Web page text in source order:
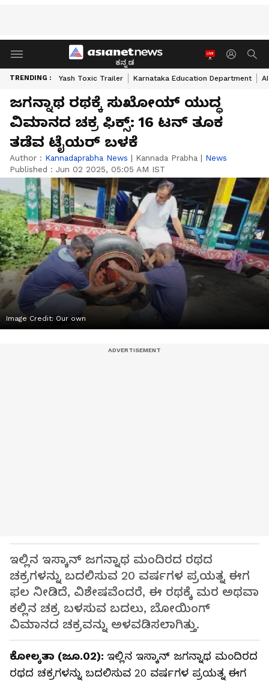
ಕನ್ನಡ
TRENDING : Yash Toxic Trailer Karnataka Education Department
ಜಗನ್ನಾಥ ರಥಕ್ಕೆ ಸುಖೋಯ್‌ ಯುದ್ಧ
ವಿಮಾನದ ಚಕ್ರ ಫಿಕ್ಸ್‌: 16 ಟನ್‌ ತೂಕ
ತಡೆವ ಟೈಯರ್‌ ಬಳಕೆ
Author : Kannadaprabha News | Kannada Prabha | News
Published : Jun 02 2025, 05:05 AM IST
Image Credit: Our own
ಇಲ್ಲಿನ ಇಸ್ಕಾನ್‌ ಜಗನ್ನಾಥ ಮಂದಿರದ ರಥದ
ಚಕ್ರಗಳನ್ನು ಬದಲಿಸುವ 20 ವರ್ಷಗಳ ಪ್ರಯತ್ನ ಈಗ
ಫಲ ನೀಡಿದೆ, ವಿಶೇಷವೆಂದರೆ, ಈ ರಥಕ್ಕೆ ಮರ ಅಥವಾ
ಕಲ್ಲಿನ ಚಕ್ರ ಬಳಸುವ ಬದಲು, ಬೋಯಿಂಗ್‌
ವಿಮಾನದ ಚಕ್ರವನ್ನು ಅಳವಡಿಸಲಾಗಿತ್ತು.
ಕೋಲ್ಕತಾ (ಜೂ.02): ಇಲ್ಲಿನ ಇಸ್ಕಾನ್‌ ಜಗನ್ನಾಥ ಮಂದಿರದ
ರಥದ ಚಕ್ರಗಳನ್ನು ಬದಲಿಸುವ 20 ವರ್ಷಗಳ ಪ್ರಯತ್ನ ಈಗ